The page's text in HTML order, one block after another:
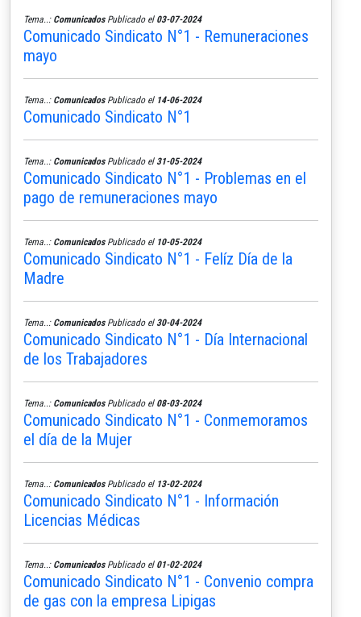
Tema..: ComunicadosPublicado el 03-07-2024
Comunicado Sindicato N°1 - Remuneraciones
mayo
Tema..: ComunicadosPublicado el 14-06-2024
Comunicado Sindicato N°1
Tema..: ComunicadosPublicado el 31-05-2024
Comunicado Sindicato N°1 - Problemas en el
pago de remuneraciones mayo
Tema..: ComunicadosPublicado el 10-05-2024
Comunicado Sindicato N°1 - Felíz Día de la
Madre
Tema..: ComunicadosPublicado el 30-04-2024
Comunicado Sindicato N°1 - Día Internacional
de los Trabajadores
Tema..: ComunicadosPublicado el 08-03-2024
Comunicado Sindicato N°1 - Conmemoramos
el día de la Mujer
Tema..: ComunicadosPublicado el 13-02-2024
Comunicado Sindicato N°1 - Información
Licencias Médicas
Tema..: ComunicadosPublicado el 01-02-2024
Comunicado Sindicato N°1 - Convenio compra
de gas con la empresa Lipigas